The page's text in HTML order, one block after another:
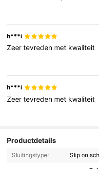
h***i
Zeertevreden met kwaliteit
h***i
Zeertevreden met kwaliteit
Productdetails
Sluitingstype: Slip on